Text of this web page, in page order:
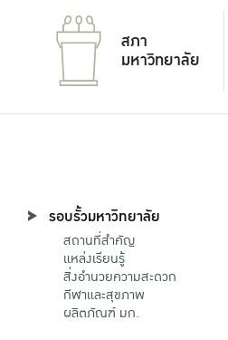
สภา
มหาวิทยาลัย
รอบรั้วมหาวิทยาลัย
สถานที่สำคัญ
แหล่งเรียนรู้
สิ่งอำนวยความสะดวก
กีฬาและสุขภาพ
ผลิตภัณฑ์ มก.